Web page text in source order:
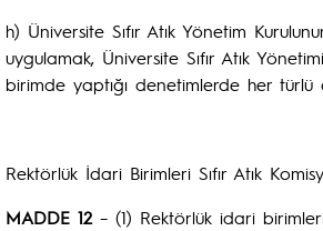
h) Üniversite Sıfır Atık Yönetim
uygulamak, Üniversite Sıfır Atık
birimde yaptığı denetimlerde her türlü
Rektörlük İdari Birimleri Sıfır Atık
MADDE 12 – (1) Rektörlük idari